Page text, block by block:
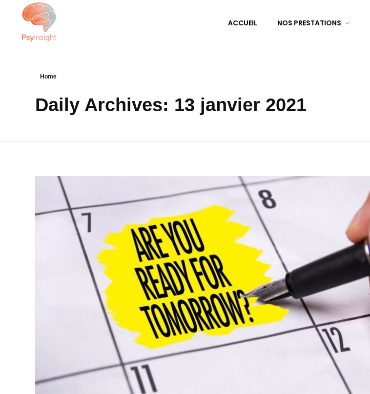
ACCUEIL NOS PRESTATIONS
Home
Daily Archives: 13 janvier 2021